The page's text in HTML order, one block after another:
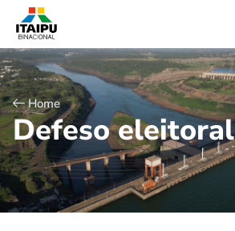
Home
Defeso eleitoral